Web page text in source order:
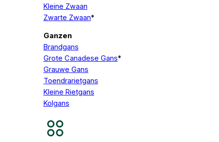
Kleine Zwaan
Zwarte Zwaan*
Ganzen
Brandgans
Grote Canadese Gans*
Grauwe Gans
Toendrarietgans
Kleine Rietgans
Kolgans